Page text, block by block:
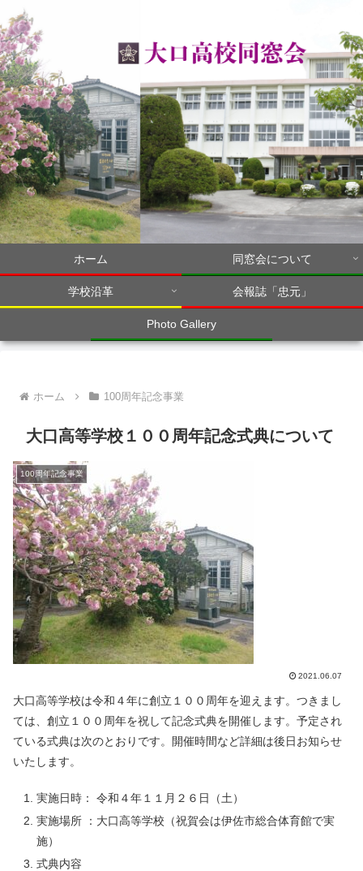
ホーム 同窓会について
学校沿革 会報誌「忠元」
Photo Gallery
ホーム 100周年記念事業
大口高等学校１００周年記念式典について
100周年記念事業
2021.06.07
大口高等学校は令和４年に創立１００周年を迎えます。つきまし
ては、創立１００周年を祝して記念式典を開催します。予定され
ている式典は次のとおりです。開催時間など詳細は後日お知らせ
いたします。
実施日時： 令和４年１１月２６日（土）
実施場所 ：大口高等学校（祝賀会は伊佐市総合体育館で実
施）
式典内容